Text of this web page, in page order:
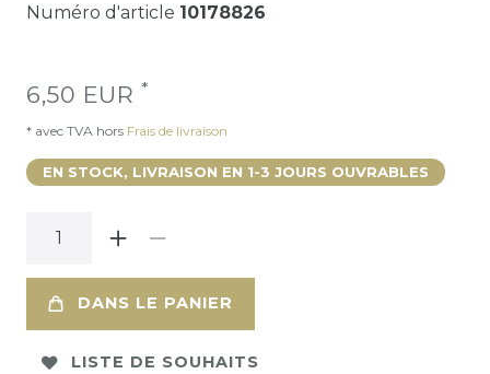
Numéro d'article 10178826
6,50 EUR *
* avec TVA hors Frais de livraison
EN STOCK, LIVRAISON EN 1-3 JOURS OUVRABLES
DANS LE PANIER
LISTE DE SOUHAITS